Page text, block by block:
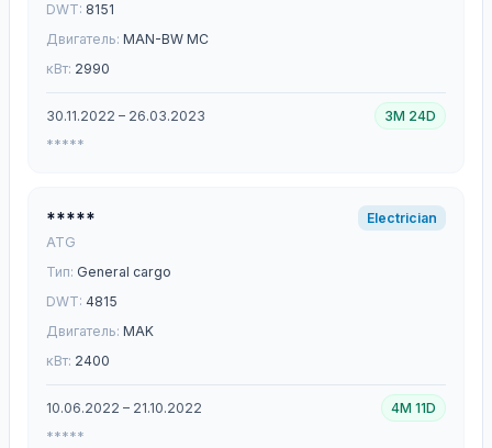
DWT: 8151
Двигатель: MAN-BW MC
кВт: 2990
30.11.2022 – 26.03.2023
3M 24D
*****
*****
ATG
Electrician
Тип: General cargo
DWT: 4815
Двигатель: MAK
кВт: 2400
10.06.2022 – 21.10.2022
4M 11D
*****